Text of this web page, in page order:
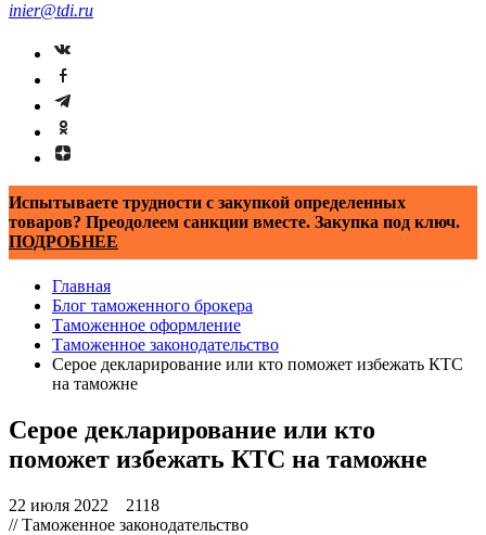
inier@tdi.ru
Испытываете трудности с закупкой определенных
товаров? Преодолеем санкции вместе. Закупка под ключ.
ПОДРОБНЕЕ
Главная
Блог таможенного брокера
Таможенное оформление
Таможенное законодательство
Серое декларирование или кто поможет избежать КТС
на таможне
Серое декларирование или кто
поможет избежать КТС на таможне
22 июля 2022
2118
// Таможенное законодательство